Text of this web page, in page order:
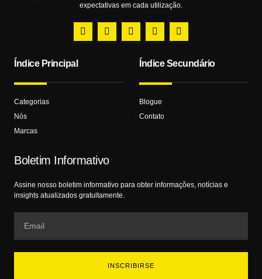
expectativas em cada utilização.
Índice Principal
Categorias
Nós
Marcas
Índice Secundário
Blogue
Contato
Boletim Informativo
Assine nosso boletim informativo para obter informações, notícias e
insights atualizados gratuitamente.
INSCRIBIRSE